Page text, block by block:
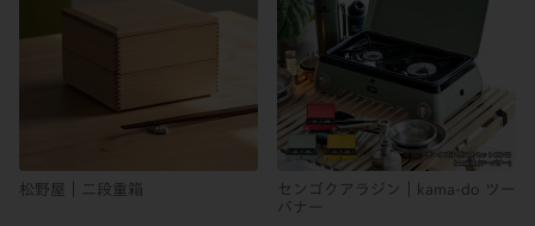
松野屋｜二段重箱
センゴクアラジン｜kama-do ツー
バナー